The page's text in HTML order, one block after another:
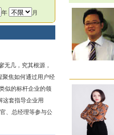
年 月
无几，究其根源，
聚焦如何通过用户经
似的标杆企业的领
这套指导企业用
、总经理等参与公